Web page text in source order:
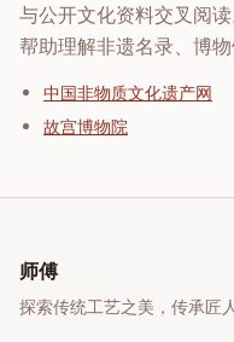
与公开文化资料交叉阅
帮助理解非遗名录、博
中国非物质文化遗产网
故宫博物院
师傅
探索传统工艺之美，传承匠